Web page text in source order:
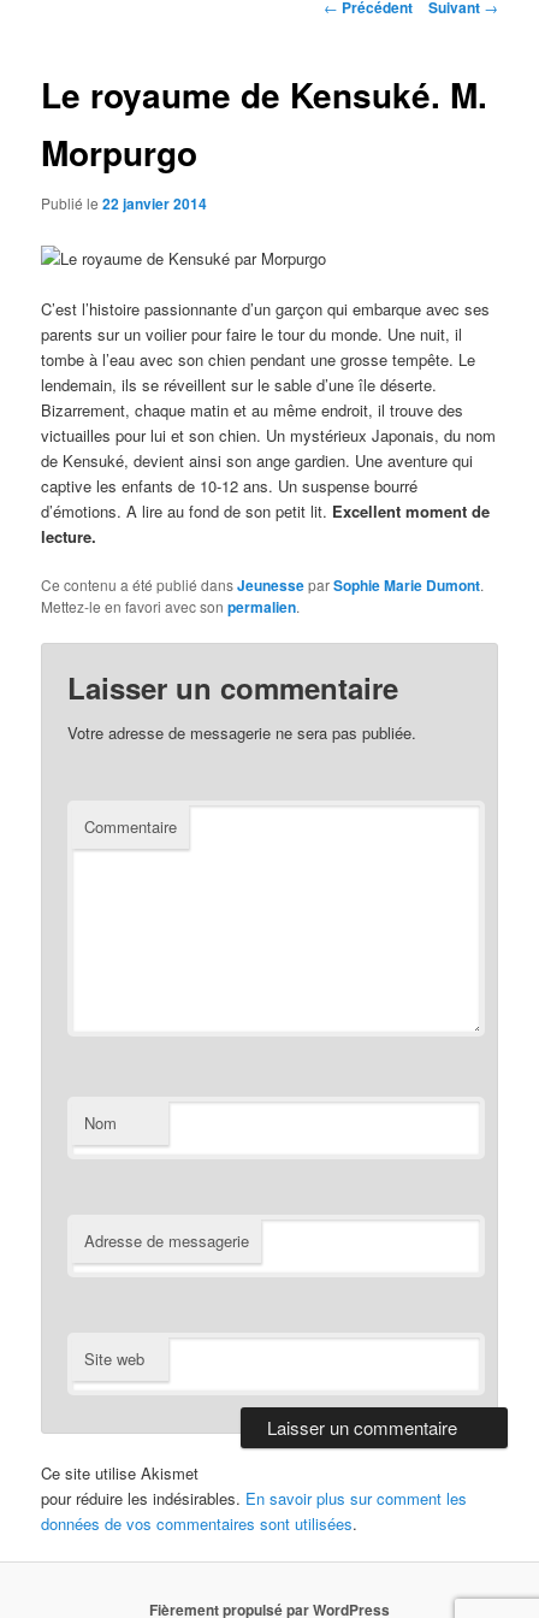
← Précédent Suivant →
Le royaume de Kensuké. M.
Morpurgo
Publié le22 janvier 2014
C’est l’histoire passionnante d’un garçon qui embarque avec ses
parents sur un voilier pour faire le tour du monde. Une nuit, il
tombe à l’eau avec son chien pendant une grosse tempête. Le
lendemain, ils se réveillent sur le sable d’une île déserte.
Bizarrement, chaque matin et au même endroit, il trouve des
victuailles pour lui et son chien. Un mystérieux Japonais, du nom
de Kensuké, devient ainsi son ange gardien. Une aventure qui
captive les enfants de 10-12 ans. Un suspense bourré
d’émotions. A lire au fond de son petit lit. Excellent moment de
lecture.
Ce contenu a été publié dansJeunesseparSophie Marie Dumont.
Mettez-le en favori avec sonpermalien.
Laisser un commentaire
Votre adresse de messagerie ne sera pas publiée.
Commentaire
Nom
Adresse de messagerie
Site web
Ce site utilise Akismet
pour réduire les indésirables. En savoir plus sur comment les
données de vos commentaires sont utilisées.
Fièrement propulsé par WordPress